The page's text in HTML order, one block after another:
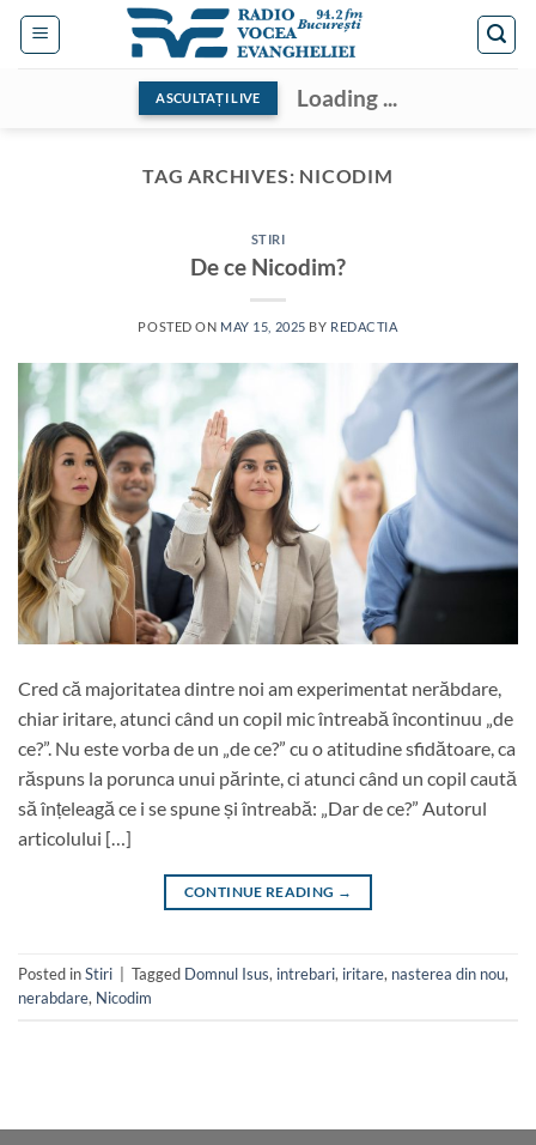
Skip
ASCULTAȚI LIVE Loading ...
TAG ARCHIVES: NICODIM
STIRI
De ce Nicodim?
POSTED ON MAY 15, 2025 BY REDACTIA
Cred că majoritatea dintre noi am experimentat nerăbdare,
chiar iritare, atunci când un copil mic întreabă încontinuu „de
ce?”. Nu este vorba de un „de ce?” cu o atitudine sfidătoare, ca
răspuns la porunca unui părinte, ci atunci când un copil caută
să înțeleagă ce i se spune și întreabă: „Dar de ce?” Autorul
articolului […]
CONTINUE READING →
Posted inStiri Tagged Domnul Isus, intrebari, iritare, nasterea din nou,
nerabdare, Nicodim